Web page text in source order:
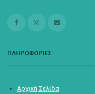
ΠΛΗΡΟΦΟΡΙΕΣ
Αρχική Σελίδα